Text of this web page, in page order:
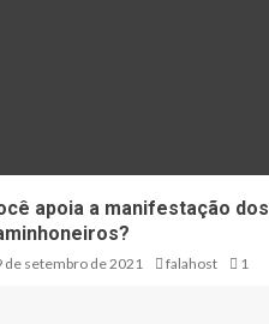
apoia a manifestação dos
de setembro de 2021 falahost 1